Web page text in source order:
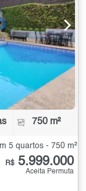
750 m²
5 quartos - 750 m²
R$ 5.999.000
Aceita Permuta